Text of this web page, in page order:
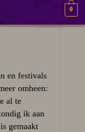
0
en festivals
omheen:
al te
ik aan
gemaakt